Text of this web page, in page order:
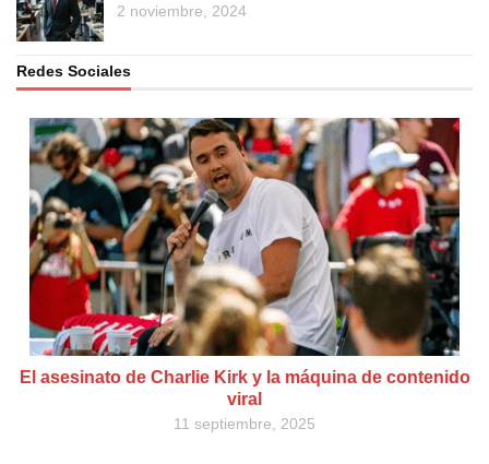
2 noviembre, 2024
Redes Sociales
El asesinato de Charlie Kirk y la máquina de contenido
viral
11 septiembre, 2025